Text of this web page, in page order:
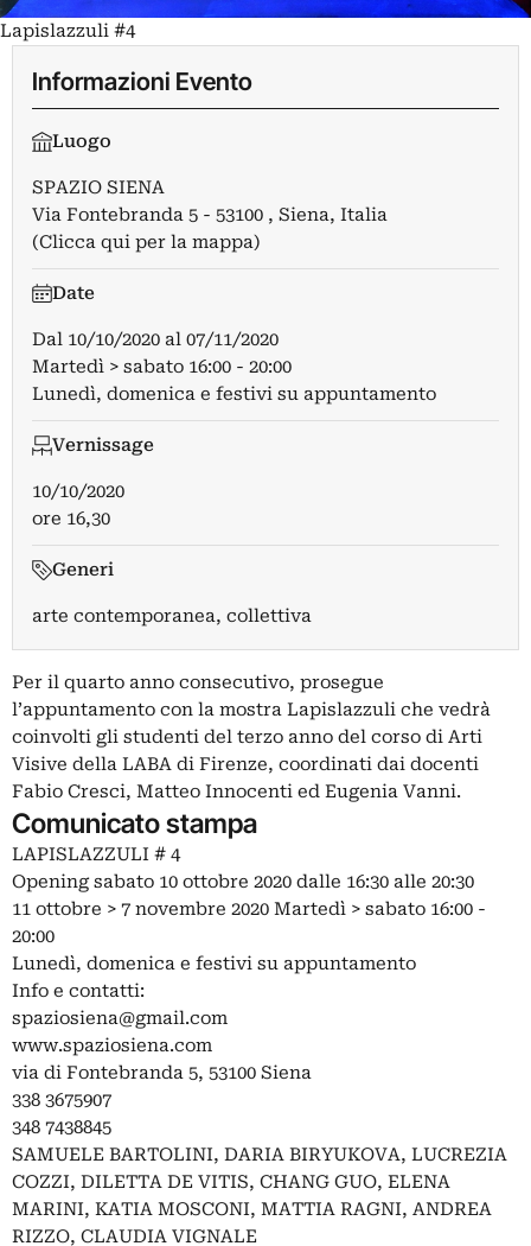
Lapislazzuli #4
Informazioni Evento
Luogo
SPAZIO SIENA
Via Fontebranda 5 - 53100 , Siena, Italia
(Clicca qui per la mappa)
Date
Dal 10/10/2020 al 07/11/2020
Martedì > sabato 16:00 - 20:00
Lunedì, domenica e festivi su appuntamento
Vernissage
10/10/2020
ore 16,30
Generi
arte contemporanea, collettiva
Per il quarto anno consecutivo, prosegue
l’appuntamento con la mostra Lapislazzuli che vedrà
coinvolti gli studenti del terzo anno del corso di Arti
Visive della LABA di Firenze, coordinati dai docenti
Fabio Cresci, Matteo Innocenti ed Eugenia Vanni.
Comunicato stampa
LAPISLAZZULI # 4
Opening sabato 10 ottobre 2020 dalle 16:30 alle 20:30
11 ottobre > 7 novembre 2020 Martedì > sabato 16:00 -
20:00
Lunedì, domenica e festivi su appuntamento
Info e contatti:
spaziosiena@gmail.com
www.spaziosiena.com
via di Fontebranda 5, 53100 Siena
338 3675907
348 7438845
SAMUELE BARTOLINI, DARIA BIRYUKOVA, LUCREZIA
COZZI, DILETTA DE VITIS, CHANG GUO, ELENA
MARINI, KATIA MOSCONI, MATTIA RAGNI, ANDREA
RIZZO, CLAUDIA VIGNALE